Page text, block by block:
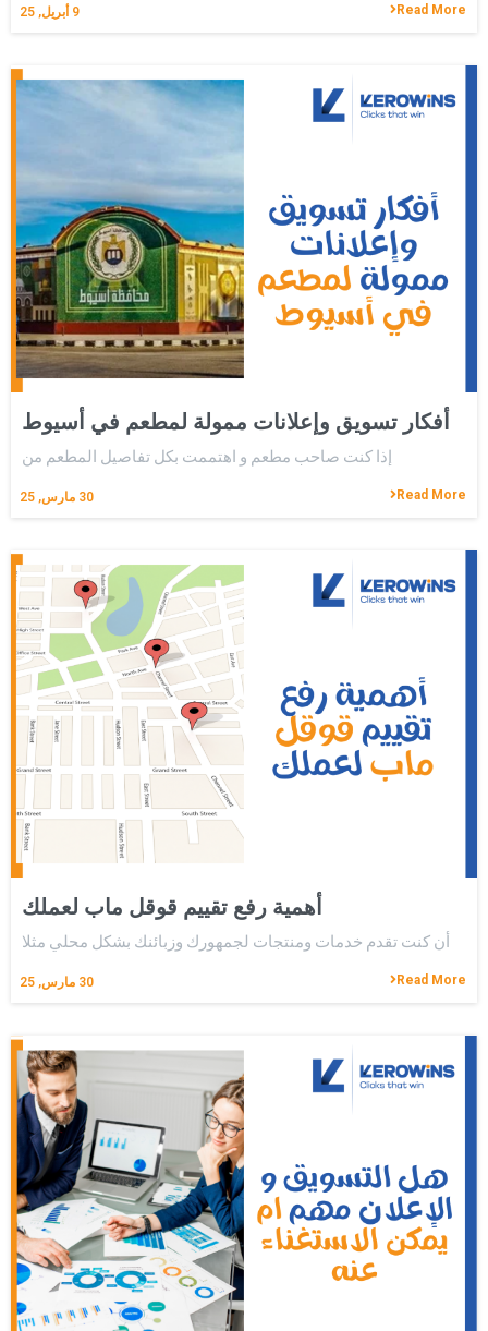
9 أبريل, 25 Read More
أفكار تسويق وإعلانات ممولة لمطعم في أسيوط
30 مارس, 25
إذا كنت صاحب مطعم و اهتممت بكل تفاصيل المطعم من
Read More
أهمية رفع تقييم قوقل ماب لعملك
30 مارس, 25
أن كنت تقدم خدمات ومنتجات لجمهورك وزبائنك بشكل محلي مثلا
Read More